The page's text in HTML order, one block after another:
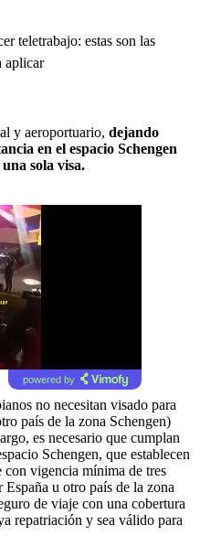
teletrabajo: estas son las
aplicar
y aeroportuario, dejando
en el espacio Schengen
sola visa.
powered by
no necesitan visado para
país de la zona Schengen)
es necesario que cumplan
Schengen, que establecen
con vigencia mínima de tres
España u otro país de la zona
de viaje con una cobertura
repatriación y sea válido para